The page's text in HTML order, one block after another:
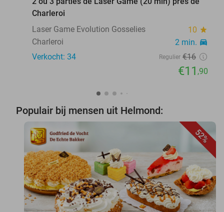
Charleroi
Laser Game Evolution Gosselies
10 star
Charleroi 2 min. directions_car
Verkocht: 34 Regulier €16
€11 ,90
Populair bij mensen uit Helmond:
52%